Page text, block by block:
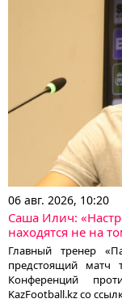
06 авг. 2026, 10:20
Саша Илич:
находятся не на
Главный тренер
предстоящий матч
Конференций
KazFootball.kz со